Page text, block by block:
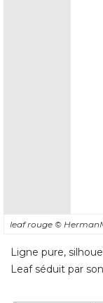
leaf rouge ©
Ligne pure,
Leaf séduit par